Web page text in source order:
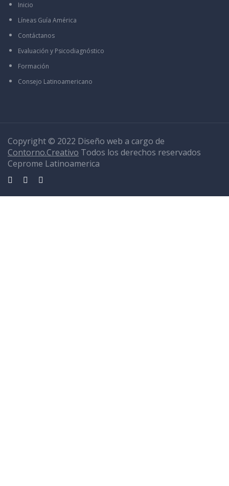
Inicio
Líneas Guía América
Contáctanos
Evaluación y Psicodiagnóstico
Formación
Consejo Latinoamericano
Copyright © 2022 Diseño web a cargo de
Contorno.Creativo Todos los derechos reservados
Ceprome Latinoamerica